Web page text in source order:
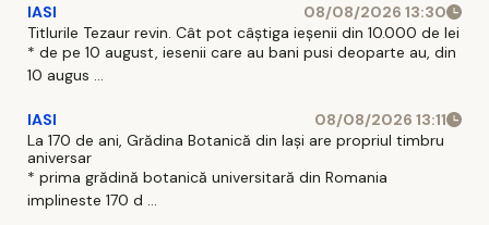
IASI
08/08/2026 13:30
Titlurile Tezaur revin. Cât pot câștiga ieșenii din 10.000 de lei
* de pe 10 august, iesenii care au bani pusi deoparte au, din
10 augus ...
IASI
08/08/2026 13:11
La 170 de ani, Grădina Botanică din Iași are propriul timbru
aniversar
* prima grădină botanică universitară din Romania
implineste 170 d ...